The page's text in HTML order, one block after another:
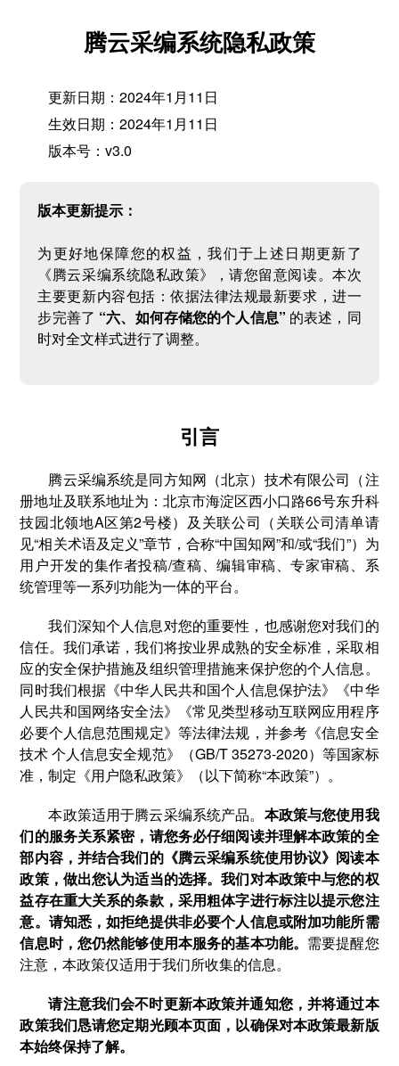
腾云采编系统隐私政策
更新日期：2024年1月11日
生效日期：2024年1月11日
版本号：v3.0
版本更新提示：
为更好地保障您的权益，我们于上述日期更新了
《腾云采编系统隐私政策》，请您留意阅读。本次
主要更新内容包括：依据法律法规最新要求，进一
步完善了 “六、如何存储您的个人信息” 的表述，同
时对全文样式进行了调整。
引言
腾云采编系统是同方知网（北京）技术有限公司（注
册地址及联系地址为：北京市海淀区西小口路66号东升科
技园北领地A区第2号楼）及关联公司（关联公司清单请
见“相关术语及定义”章节，合称“中国知网”和/或“我们”）为
用户开发的集作者投稿/查稿、编辑审稿、专家审稿、系
统管理等一系列功能为一体的平台。
我们深知个人信息对您的重要性，也感谢您对我们的
信任。我们承诺，我们将按业界成熟的安全标准，采取相
应的安全保护措施及组织管理措施来保护您的个人信息。
同时我们根据《中华人民共和国个人信息保护法》《中华
人民共和国网络安全法》《常见类型移动互联网应用程序
必要个人信息范围规定》等法律法规，并参考《信息安全
技术 个人信息安全规范》（GB/T 35273-2020）等国家标
准，制定《用户隐私政策》（以下简称“本政策”）。
本政策适用于腾云采编系统产品。 本政策与您使用我
们的服务关系紧密，请您务必仔细阅读并理解本政策的全
部内容，并结合我们的《腾云采编系统使用协议》阅读本
政策，做出您认为适当的选择。我们对本政策中与您的权
益存在重大关系的条款，采用粗体字进行标注以提示您注
意。请知悉，如拒绝提供非必要个人信息或附加功能所需
信息时，您仍然能够使用本服务的基本功能。 需要提醒您
注意，本政策仅适用于我们所收集的信息。
请注意我们会不时更新本政策并通知您，并将通过本
政策我们恳请您定期光顾本页面，以确保对本政策最新版
本始终保持了解。